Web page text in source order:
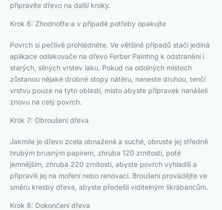
připravíte dřevo na další kroky.
Krok 6: Zhodnoťte a v případě potřeby opakujte
Povrch si pečlivě prohlédněte. Ve většině případů stačí jediná
aplikace odlakovače na dřevo Ferber Painting k odstranění i
starých, silných vrstev laku. Pokud na odolných místech
zůstanou nějaké drobné stopy nátěru, naneste druhou, tenčí
vrstvu pouze na tyto oblasti, místo abyste přípravek nanášeli
znovu na celý povrch.
Krok 7: Obroušení dřeva
Jakmile je dřevo zcela obnažené a suché, obruste jej středně
hrubým brusným papírem, zhruba 120 zrnitosti, poté
jemnějším, zhruba 220 zrnitosti, abyste povrch vyhladili a
připravili jej na moření nebo renovaci. Broušení provádějte ve
směru kresby dřeva, abyste předešli viditelným škrábancům.
Krok 8: Dokončení dřeva